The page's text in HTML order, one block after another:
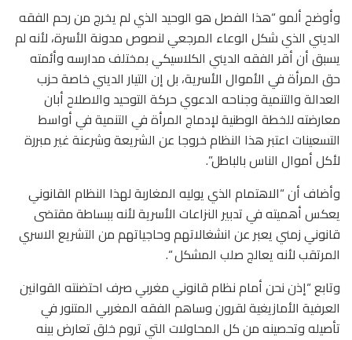
وأوضح ألمو “هذا الفصل هو الوحيد الذي لم يخرج من رحم الفقه
الديني الذي شكل الوعاء المرجعي لنصوص مدونة الأسرة، لأنه لم
يسبق أن أقر الفقه الديني الكلاسيكي بمختلف مدارسه وأئمته
حق المرأة في الأموال الأسرية، بل إن التيار الديني خاصة حزب
العدالة والتنمية وجناحه الدعوي حركة التوحيد والاصلاح أبان
معارضته للخطة الوطنية لإدماج المرأة في التنمية في أواسط
التسعينات اعتبر هذا النظام خروجا عن الشريعة وشرعنة غير مبررة
لأكل أموال الناس بالباطل”.
وأضاف أن “الاهتمام الذي يوليه المغاربة لهذا النظام القانوني
يعكس أهميته في تدبير النزاعات الأسرية لأنه ببساطة مقتضى
قانوني زمني يعبر عن انشغالاتهم وحاجياتهم من التشريع الاسري
المرتقب لأنه يعالج صلب المشكل “.
وتابع “إذن نحن أمام نظام قانوني مغربي صرف احتضنته القوانين
العرفية الأمازيغية لقرون وساهم الفقه المغربي المتنور في
تأصيله وتحصينه من كل المحاولات التي تروم خلق تعارض بينه